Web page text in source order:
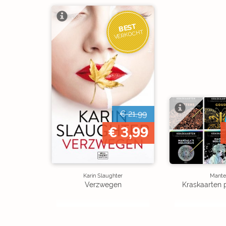
BEST
VERKOCHT
€ 21,99
€ 3,99
Karin Slaughter
Verzwegen Kraskaarten